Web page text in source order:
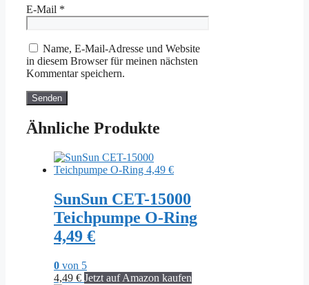
E-Mail *
Name, E-Mail-Adresse und Website
in diesem Browser für meinen nächsten
Kommentar speichern.
Ähnliche Produkte
SunSun CET-15000
Teichpumpe O-Ring
4,49 €
0 von 5
4,49 € Jetzt auf Amazon kaufen